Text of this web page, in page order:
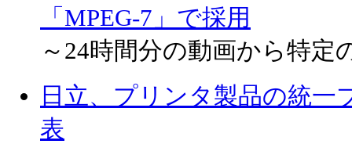
「MPEG-7」で採用
～24時間分の動画から特定
日立、プリンタ製品の統一
表